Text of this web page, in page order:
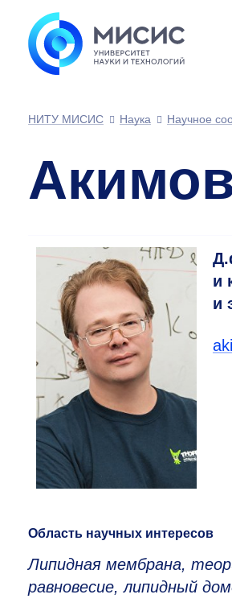
НИТУ МИСИС
Наука Научное
и
и
Область научных интересов
Липидная мембрана,
равновесие, липидный